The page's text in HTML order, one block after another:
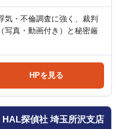
気・不倫調査に強く、裁判
写真・動画付き）と秘密厳
HPを見る
HAL探偵社 埼玉所沢支店